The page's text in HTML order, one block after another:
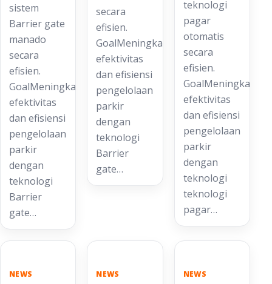
sistem
Barrier gate
manado
secara
efisien.
GoalMeningkatkan
efektivitas
dan efisiensi
pengelolaan
parkir
dengan
teknologi
Barrier
gate…
secara
efisien.
GoalMeningkatkan
efektivitas
dan efisiensi
pengelolaan
parkir
dengan
teknologi
Barrier
gate…
teknologi
pagar
otomatis
secara
efisien.
GoalMeningkatkan
efektivitas
dan efisiensi
pengelolaan
parkir
dengan
teknologi
teknologi
pagar…
NEWS NEWS NEWS